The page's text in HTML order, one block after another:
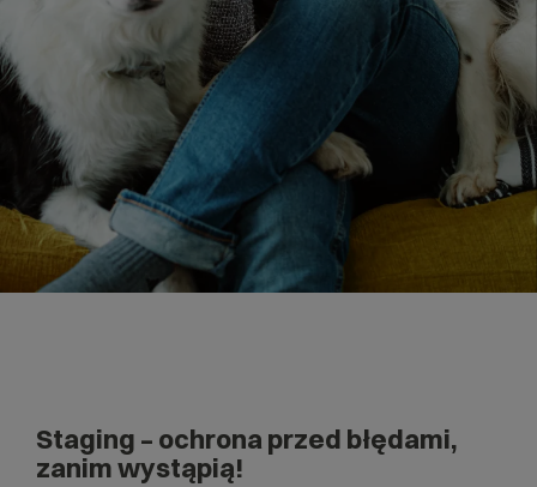
Staging – ochrona przed błędami,
zanim wystąpią!